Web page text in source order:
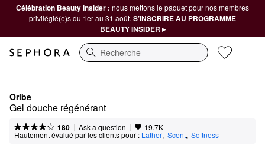
Célébration Beauty Insider : nous mettons le paquet pour nos membres
privilégié(e)s du 1er au 31 août. S’INSCRIRE AU PROGRAMME
BEAUTY INSIDER ▸
Recherche
Oribe
Gel douche régénérant
180 | Ask a question | 19.7K
Hautement évalué par les clients pour : Lather, Scent, Softness